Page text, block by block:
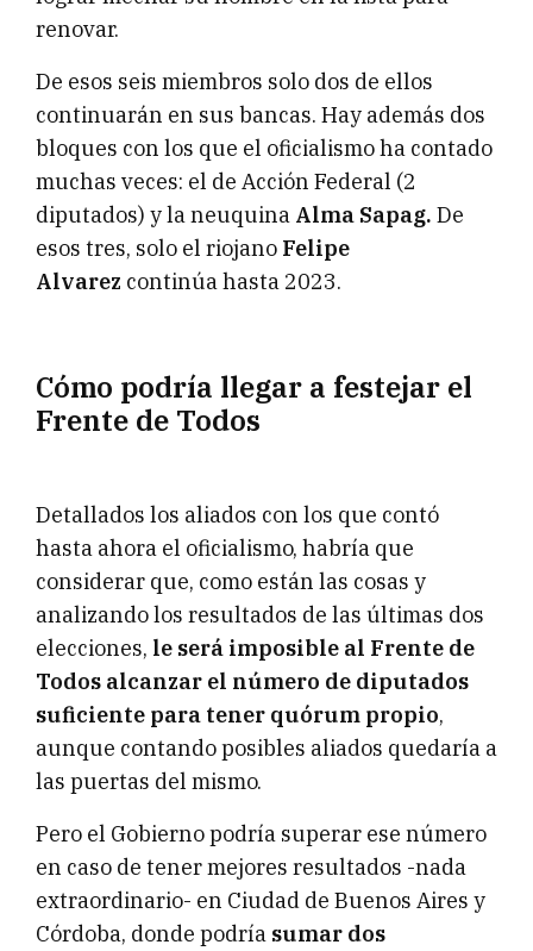
renovar.
De esos seis miembros solo dos de ellos
continuarán en sus bancas. Hay además dos
bloques con los que el oficialismo ha contado
muchas veces: el de Acción Federal (2
diputados) y la neuquina Alma Sapag. De
esos tres, solo el riojano Felipe
Alvarez continúa hasta 2023.
Cómo podría llegar a festejar el
Frente de Todos
Detallados los aliados con los que contó
hasta ahora el oficialismo, habría que
considerar que, como están las cosas y
analizando los resultados de las últimas dos
elecciones, le será imposible al Frente de
Todos alcanzar el número de diputados
suficiente para tener quórum propio,
aunque contando posibles aliados quedaría a
las puertas del mismo.
Pero el Gobierno podría superar ese número
en caso de tener mejores resultados -nada
extraordinario- en Ciudad de Buenos Aires y
Córdoba, donde podría sumar dos